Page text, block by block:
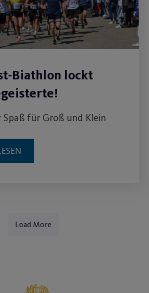
Biathlon lockt
Spaß für Groß und Klein
Load More